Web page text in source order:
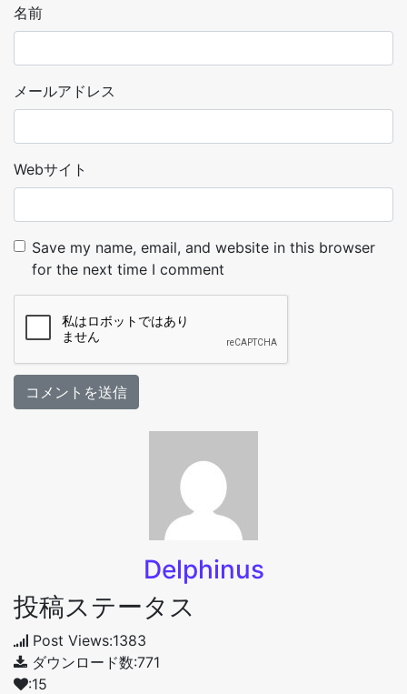
名前
メールアドレス
Webサイト
Save my name, email, and website in this browser
for the next time I comment
Delphinus
投稿ステータス
Post Views:1383
ダウンロード数:771
:15